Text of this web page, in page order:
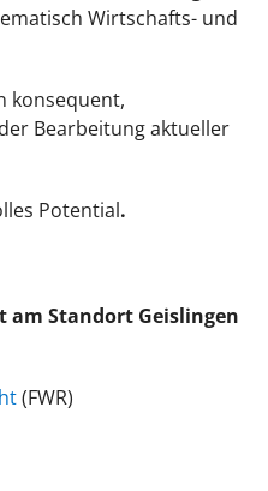
Wirtschafts- und
konsequent,
Bearbeitung aktueller
Potential.
am Standort Geislingen
(FWR)